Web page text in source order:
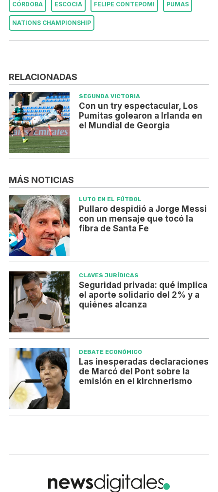
CÓRDOBA ESCOCIA FELIPE CONTEPOMI PUMAS
NATIONS CHAMPIONSHIP
RELACIONADAS
SEGUNDA VICTORIA
Con un try espectacular, Los
Pumitas golearon a Irlanda en
el Mundial de Georgia
MÁS NOTICIAS
LUTO EN EL FÚTBOL
Pullaro despidió a Jorge Messi
con un mensaje que tocó la
fibra de Santa Fe
CLAVES JURÍDICAS
Seguridad privada: qué implica
el aporte solidario del 2% y a
quiénes alcanza
DEBATE ECONÓMICO
Las inesperadas declaraciones
de Marcó del Pont sobre la
emisión en el kirchnerismo